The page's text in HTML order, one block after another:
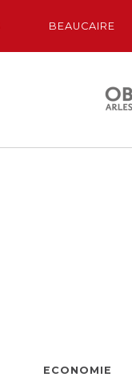
BEAUCAIRE
ECONOMIE